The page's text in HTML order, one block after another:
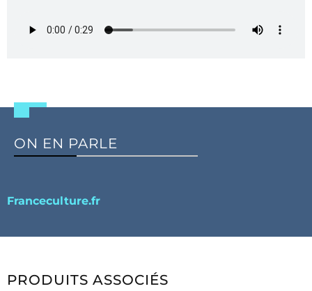
ON EN PARLE
Franceculture.fr
PRODUITS ASSOCIÉS